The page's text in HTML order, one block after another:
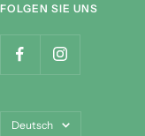
FOLGEN SIE UNS
Sprache
Deutsch